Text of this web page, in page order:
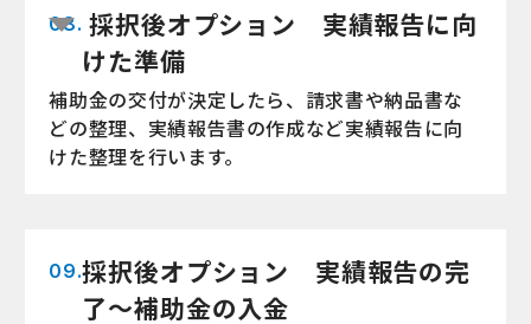
08. 採択後オプション 実績報告に向
けた準備
補助金の交付が決定したら、請求書や納品書な
どの整理、実績報告書の作成など実績報告に向
けた整理を行います。
09.採択後オプション 実績報告の完
了〜補助金の入金